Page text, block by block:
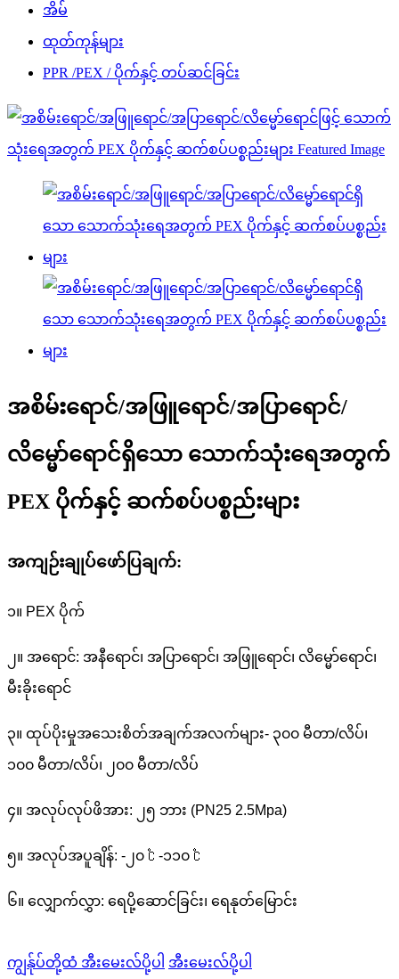
အိမ်
ထုတ်ကုန်များ
PPR /PEX / ပိုက်နှင့် တပ်ဆင်ခြင်း
အစိမ်းရောင်/အဖြူရောင်/အပြာရောင်/
လိမ္မော်ရောင်ရှိသော သောက်သုံးရေအတွက်
PEX ပိုက်နှင့် ဆက်စပ်ပစ္စည်းများ
အကျဉ်းချုပ်ဖော်ပြချက်:
၁။ PEX ပိုက်
၂။ အရောင်: အနီရောင်၊ အပြာရောင်၊ အဖြူရောင်၊ လိမ္မော်ရောင်၊
မီးခိုးရောင်
၃။ ထုပ်ပိုးမှုအသေးစိတ်အချက်အလက်များ- ၃၀၀ မီတာ/လိပ်၊
၁၀၀ မီတာ/လိပ်၊ ၂၀၀ မီတာ/လိပ်
၄။ အလုပ်လုပ်ဖိအား: ၂၅ ဘား (PN25 2.5Mpa)
၅။ အလုပ်အပူချိန်: -၂၀ ℃ -၁၁၀ ℃
၆။ လျှောက်လွှာ: ရေပို့ဆောင်ခြင်း၊ ရေနုတ်မြောင်း
ကျွန်ုပ်တို့ထံ အီးမေးလ်ပို့ပါ အီးမေးလ်ပို့ပါ